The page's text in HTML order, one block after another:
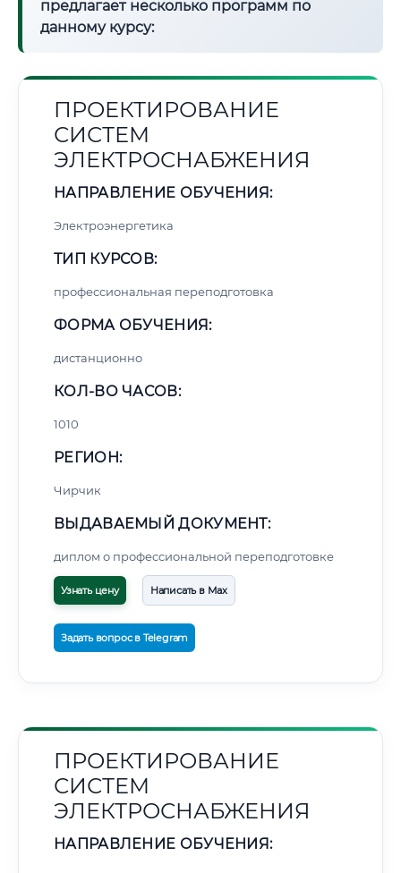
предлагает несколько программ по
данному курсу:
ПРОЕКТИРОВАНИЕ
СИСТЕМ
ЭЛЕКТРОСНАБЖЕНИЯ
НАПРАВЛЕНИЕ ОБУЧЕНИЯ:
Электроэнергетика
ТИП КУРСОВ:
профессиональная переподготовка
ФОРМА ОБУЧЕНИЯ:
дистанционно
КОЛ-ВО ЧАСОВ:
1010
РЕГИОН:
Чирчик
ВЫДАВАЕМЫЙ ДОКУМЕНТ:
диплом о профессиональной переподготовке
Узнать цену Написать в Max
Задать вопрос в Telegram
ПРОЕКТИРОВАНИЕ
СИСТЕМ
ЭЛЕКТРОСНАБЖЕНИЯ
НАПРАВЛЕНИЕ ОБУЧЕНИЯ: